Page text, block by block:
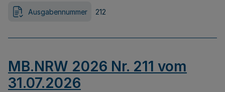
Ausgabennummer 212
MB.NRW 2026 Nr. 211 vom
31.07.2026